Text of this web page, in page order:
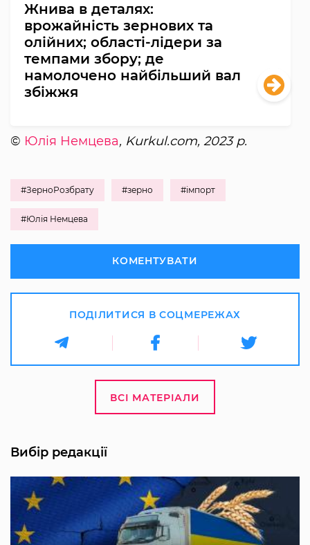
Жнива в деталях:
врожайність зернових та
олійних; області-лідери за
темпами збору; де
намолочено найбільший вал
збіжжя
© Юлія Немцева, Kurkul.com, 2023 р.
#ЗерноРозбрату #зерно #імпорт
#Юлія Немцева
КОМЕНТУВАТИ
ПОДІЛИТИСЯ В СОЦМЕРЕЖАХ
ВСІ МАТЕРІАЛИ
Вибір редакції